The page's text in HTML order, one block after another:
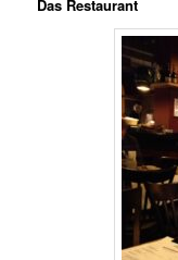
Das Restaurant